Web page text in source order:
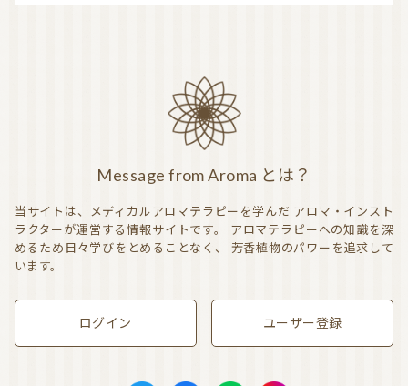
Message from Aroma とは？
当サイトは、メディカルアロマテラピーを学んだ アロマ・インスト
ラクターが運営する情報サイトです。
アロマテラピーへの知識を深
めるため日々学びをとめることなく、
芳香植物のパワーを追求して
います。
ログイン ユーザー登録